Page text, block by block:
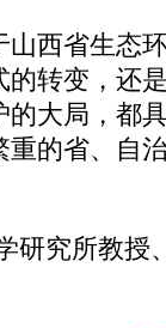
西省生态
转变，还
大局，都
的省、自
究所教授